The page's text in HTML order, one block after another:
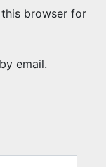
this browser for
email.